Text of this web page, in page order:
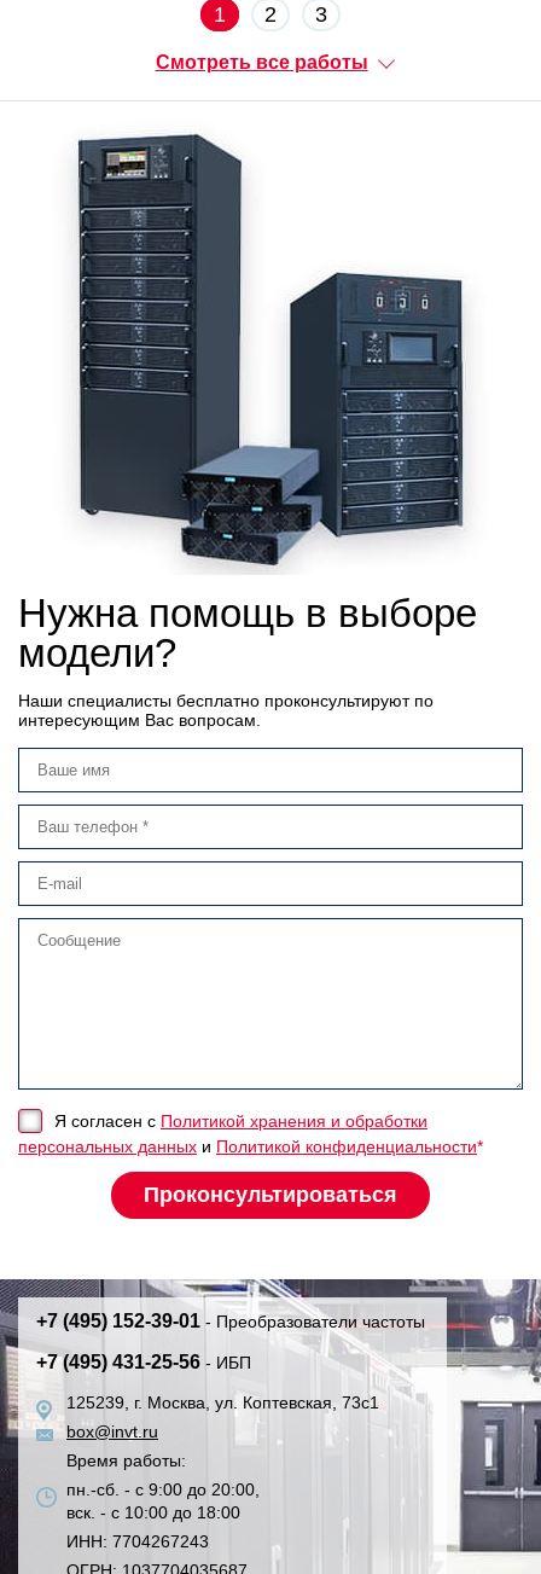
1 2 3
Смотреть все работы
Нужна помощь в выборе
модели?
Наши специалисты бесплатно проконсультируют по
интересующим Вас вопросам.
Я согласен с Политикой хранения и обработки
персональных данных и Политикой конфиденциальности*
+7 (495) 152-39-01 - Преобразователи частоты
+7 (495) 431-25-56 - ИБП
125239, г. Москва, ул. Коптевская, 73с1
box@invt.ru
Время работы:
пн.-сб. - с 9:00 до 20:00,
вск. - с 10:00 до 18:00
ИНН: 7704267243